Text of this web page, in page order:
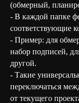
(обмерный,
- В каждой папке
соответствующие
- Пример: для
набор подписей,
другой.
- Такие
переключаться
от текущего